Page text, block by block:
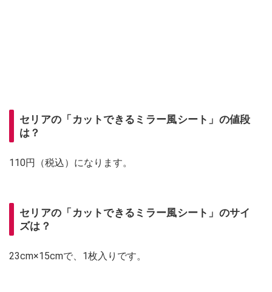
セリアの「カットできるミラー風シート」の値段
は？
110円（税込）になります。
セリアの「カットできるミラー風シート」のサイ
ズは？
23cm×15cmで、1枚入りです。